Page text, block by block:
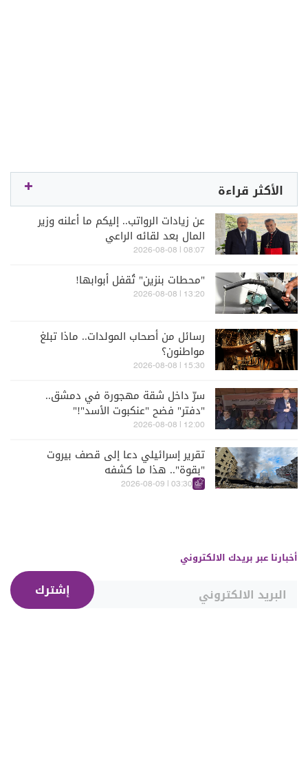
الأكثر قراءة
عن زيادات الرواتب.. إليكم ما أعلنه وزير
المال بعد لقائه الراعي
08:07 | 2026-08-08
"محطات بنزين" تُقفل أبوابها!
13:20 | 2026-08-08
رسائل من أصحاب المولدات.. ماذا تبلغ
مواطنون؟
15:30 | 2026-08-08
سرّ داخل شقة مهجورة في دمشق..
"دفتر" فضح "عنكبوت الأسد"!"
12:00 | 2026-08-08
تقرير إسرائيلي دعا إلى قصف بيروت
"بقوة".. هذا ما كشفه
03:30 | 2026-08-09
أخبارنا عبر بريدك الالكتروني
إشترك